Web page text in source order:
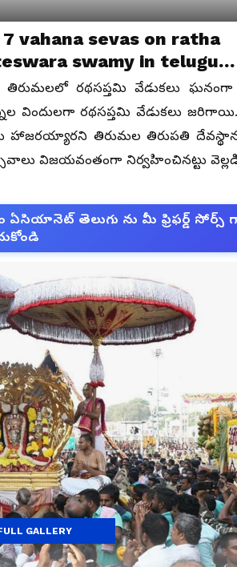
vahana sevas on ratha
swamy in telugu
తిరుమలలో రథసప్తమి వేడుకలు
విందులగా రథసప్తమి వేడుకలు
హాజరయ్యారని తిరుమల తిరుపతి
విజయవంతంగా నిర్వహించినట్టు
తెలుగు ను మీ ఫ్రిఫర్డ్ సోర్స్
GALLERY